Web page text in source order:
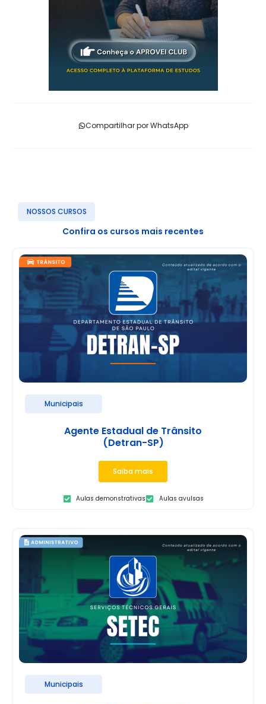
Compartilhar por WhatsApp
NOSSOS CURSOS
Confira os cursos mais recentes
Municipais
Agente Estadual de Trânsito
(Detran-SP)
Saiba mais
Aulas demonstrativas Aulas avulsas
Municipais